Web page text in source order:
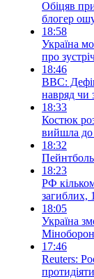
Обіцяв
блогер
18:58
Україна
про
18:46
BBC:
навряд чи
18:33
Костюк
вийшла до
18:32
18:23
РФ
загиблих,
18:05
Україна
17:46
Reuters: